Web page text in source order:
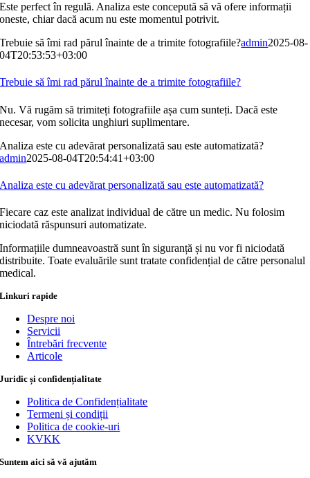
Este perfect în regulă. Analiza este concepută să vă ofere informații
oneste, chiar dacă acum nu este momentul potrivit.
Trebuie să îmi rad părul înainte de a trimite fotografiile?admin2025-08-
04T20:53:53+03:00
Trebuie să îmi rad părul înainte de a trimite fotografiile?
Nu. Vă rugăm să trimiteți fotografiile așa cum sunteți. Dacă este
necesar, vom solicita unghiuri suplimentare.
Analiza este cu adevărat personalizată sau este automatizată?
admin2025-08-04T20:54:41+03:00
Analiza este cu adevărat personalizată sau este automatizată?
Fiecare caz este analizat individual de către un medic. Nu folosim
niciodată răspunsuri automatizate.
Informațiile dumneavoastră sunt în siguranță și nu vor fi niciodată
distribuite. Toate evaluările sunt tratate confidențial de către personalul
medical.
Linkuri rapide
Despre noi
Servicii
Întrebări frecvente
Articole
Juridic și confidențialitate
Politica de Confidențialitate
Termeni și condiții
Politica de cookie-uri
KVKK
Suntem aici să vă ajutăm